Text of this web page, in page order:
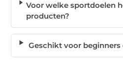
Voor welke sportdoelen
producten?
Geschikt voor beginners